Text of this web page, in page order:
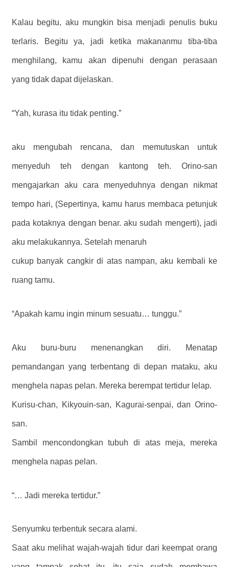
Kalau begitu, aku mungkin bisa menjadi penulis buku
terlaris. Begitu ya, jadi ketika makananmu tiba-tiba
menghilang, kamu akan dipenuhi dengan perasaan
yang tidak dapat dijelaskan.
“Yah, kurasa itu tidak penting.”
aku mengubah rencana, dan memutuskan untuk
menyeduh teh dengan kantong teh. Orino-san
mengajarkan aku cara menyeduhnya dengan nikmat
tempo hari, (Sepertinya, kamu harus membaca petunjuk
pada kotaknya dengan benar. aku sudah mengerti), jadi
aku melakukannya. Setelah menaruh
cukup banyak cangkir di atas nampan, aku kembali ke
ruang tamu.
“Apakah kamu ingin minum sesuatu… tunggu.”
Aku buru-buru menenangkan diri. Menatap
pemandangan yang terbentang di depan mataku, aku
menghela napas pelan. Mereka berempat tertidur lelap.
Kurisu-chan, Kikyouin-san, Kagurai-senpai, dan Orino-
san.
Sambil mencondongkan tubuh di atas meja, mereka
menghela napas pelan.
“… Jadi mereka tertidur.”
Senyumku terbentuk secara alami.
Saat aku melihat wajah-wajah tidur dari keempat orang